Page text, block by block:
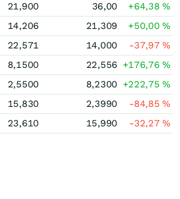
21,900 36,00 +64,38%
14,206 21,309 +50,00%
22,571 14,000 -37,97%
8,1500 22,556 +176,76%
2,5500 8,2300 +222,75%
15,830 2,3990 -84,85%
23,610 15,990 -32,27%